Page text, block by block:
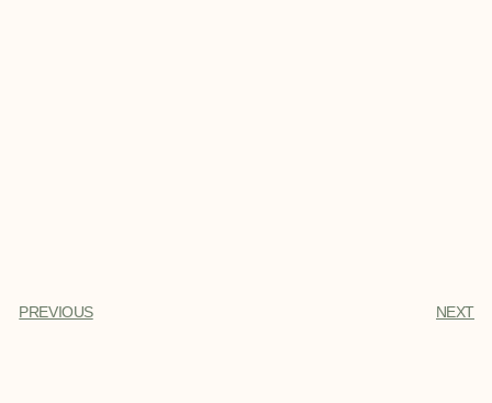
PREVIOUS NEXT